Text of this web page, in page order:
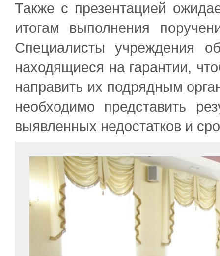
Также с презентацией
итогам выполнения
Специалисты учреждения
находящиеся на гарантии,
направить их подрядным
необходимо представить
выявленных недостатков и